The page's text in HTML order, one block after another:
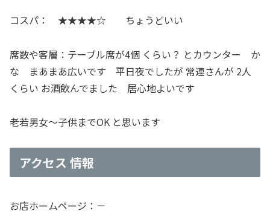
コスパ： ★★★★☆ ちょうどいい
席数や客層：テーブル席が4個 くらい？ とカウンター か
な まあまあ広いです 平日夜でしたが 常連さんが 2人
くらい お酒飲んでました 居心地よいです
老若男女～子供までOK と思います
アクセス 情報
お店ホームページ：－